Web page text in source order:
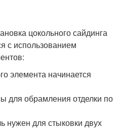
цокольного сайдинга
с использованием
элемента начинается
для обрамления отделки по
нужен для стыковки двух